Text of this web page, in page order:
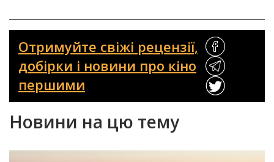
Отримуйте свіжі рецензії,
добірки і новини про кіно
першими
Новини на цю тему